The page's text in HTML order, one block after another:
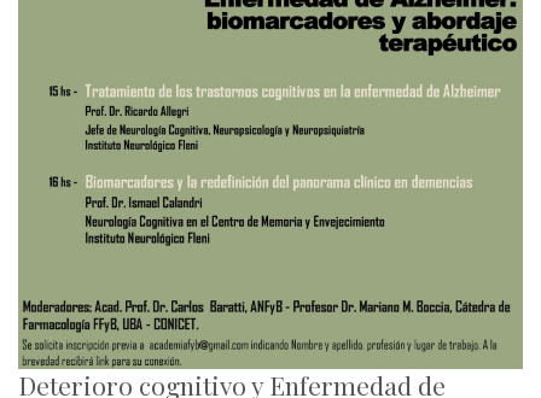
Deterioro cognitivo y Enfermedad de